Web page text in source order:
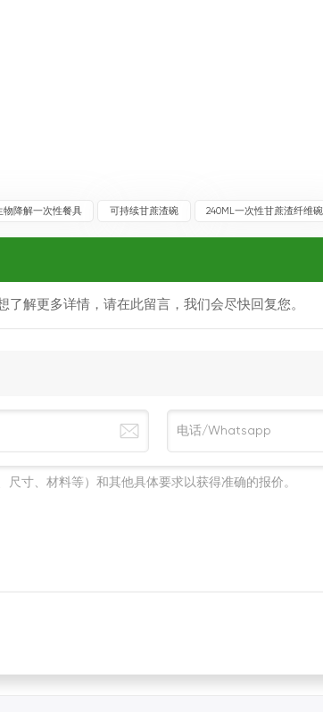
物降解一次性餐具 可持续甘蔗渣碗 240ML一次性甘蔗渣纤维碗
了解更多详情，请在此留言，我们会尽快回复您。